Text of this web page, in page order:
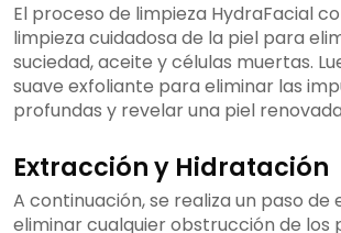
El proceso de limpieza HydraFacial
limpieza cuidadosa de la piel para
suciedad, aceite y células muertas.
suave exfoliante para eliminar las
profundas y revelar una piel
Extracción y Hidratación
A continuación, se realiza un paso
eliminar cualquier obstrucción de los